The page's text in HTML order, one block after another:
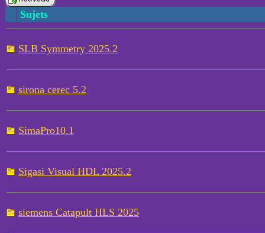
Sujets
SLB Symmetry 2025.2
sirona cerec 5.2
SimaPro10.1
Sigasi Visual HDL 2025.2
siemens Catapult HLS 2025